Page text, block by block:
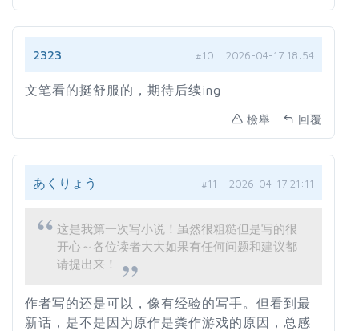
2323 #10 2026-04-17 18:54
文笔看的挺舒服的，期待后续ing
檢舉 回覆
あくりょう #11 2026-04-17 21:11
这是我第一次写小说！虽然很粗糙但是写的很
开心～各位读者大大如果有任何问题和建议都
请提出来！
作者写的还是可以，像有经验的写手。但看到最
新话，是不是因为原作是粪作游戏的原因，总感